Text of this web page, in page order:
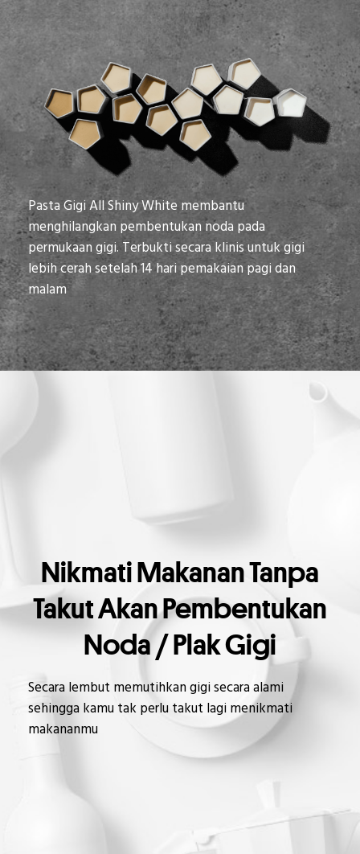
Pasta Gigi All Shiny White membantu
menghilangkan pembentukan noda pada
permukaan gigi. Terbukti secara klinis untuk gigi
lebih cerah setelah 14 hari pemakaian pagi dan
malam
Nikmati Makanan Tanpa
Takut Akan Pembentukan
Noda / Plak Gigi
Secara lembut memutihkan gigi secara alami
sehingga kamu tak perlu takut lagi menikmati
makananmu